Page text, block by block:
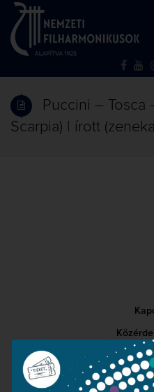
Puccini – Tosca
Scarpia) | írott